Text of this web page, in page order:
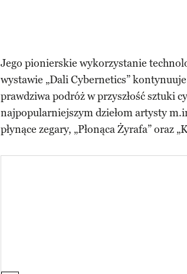
Jego pionierskie wykorzystanie
wystawie „Dali Cybernetics”
prawdziwa podróż w przyszłość sztuki
najpopularniejszym dziełom artysty
płynące zegary, „Płonąca Żyrafa” oraz